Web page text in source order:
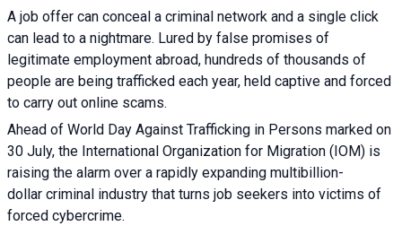
A job offer can conceal a criminal network and a single click
can lead to a nightmare. Lured by false promises of
legitimate employment abroad, hundreds of thousands of
people are being trafficked each year, held captive and forced
to carry out online scams.
Ahead of World Day Against Trafficking in Persons marked on
30 July, the International Organization for Migration (IOM) is
raising the alarm over a rapidly expanding multibillion-
dollar criminal industry that turns job seekers into victims of
forced cybercrime.